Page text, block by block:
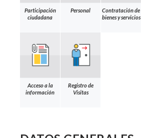
Participación
ciudadana
Personal
Contratación de
bienes y servicios
Acceso a la
información
Registro de
Visitas